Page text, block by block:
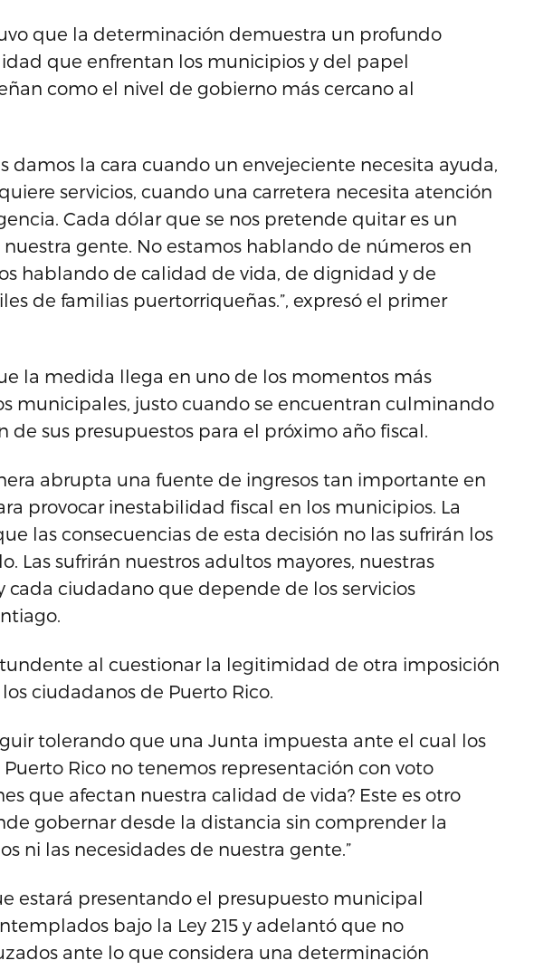
que la determinación demuestra un profundo
que enfrentan los municipios y del papel
como el nivel de gobierno más cercano al
damos la cara cuando un envejeciente necesita ayuda,
servicios, cuando una carretera necesita atención
Cada dólar que se nos pretende quitar es un
gente. No estamos hablando de números en
hablando de calidad de vida, de dignidad y de
de familias puertorriqueñas.”, expresó el primer
la medida llega en uno de los momentos más
municipales, justo cuando se encuentran culminando
de sus presupuestos para el próximo año fiscal.
abrupta una fuente de ingresos tan importante en
provocar inestabilidad fiscal en los municipios. La
las consecuencias de esta decisión no las sufrirán los
Las sufrirán nuestros adultos mayores, nuestras
ciudadano que depende de los servicios
al cuestionar la legitimidad de otra imposición
ciudadanos de Puerto Rico.
tolerando que una Junta impuesta ante el cual los
Rico no tenemos representación con voto
que afectan nuestra calidad de vida? Este es otro
gobernar desde la distancia sin comprender la
ni las necesidades de nuestra gente.”
estará presentando el presupuesto municipal
bajo la Ley 215 y adelantó que no
ante lo que considera una determinación